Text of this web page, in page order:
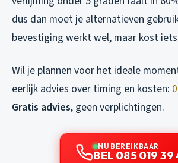
dus dan moet je alternatieven
bevestiging werkt wel, maar kost
Wil je plannen voor het ideale
eerlijk advies over timing en kosten:
Gratis advies, geen verplichtingen.
NU BEREIKBAAR
BEL 085 019 39